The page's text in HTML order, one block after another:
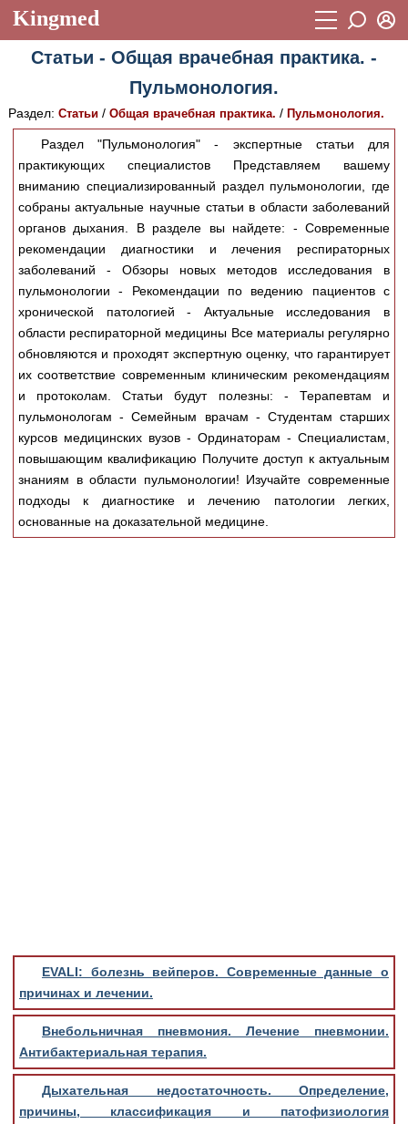
Kingmed
Учебный материал
899
Фотогалерея
Истории болезней 1268
Лекции и презентации 2474
Аккредитационные тесты
Методические рекомендации 1050
Научно-популярное
Статьи
Новости (244)
Медицинская стандартизация
Нормативы экстренной и неотложной помощи
Нормы лабораторных и инструментальных
исследований
Обратная связь
Пароль
Восстановить пароль
Регистрация
Вход
Статьи - Общая врачебная практика. -
Пульмонология.
Раздел: Статьи/ Общая врачебная практика. / Пульмонология.
Раздел "Пульмонология" - экспертные статьи для
практикующих специалистов Представляем вашему
вниманию специализированный раздел пульмонологии, где
собраны актуальные научные статьи в области заболеваний
органов дыхания. В разделе вы найдете: - Современные
рекомендации диагностики и лечения респираторных
заболеваний - Обзоры новых методов исследования в
пульмонологии - Рекомендации по ведению пациентов с
хронической патологией - Актуальные исследования в
области респираторной медицины Все материалы регулярно
обновляются и проходят экспертную оценку, что гарантирует
их соответствие современным клиническим рекомендациям
и протоколам. Статьи будут полезны: - Терапевтам и
пульмонологам - Семейным врачам - Студентам старших
курсов медицинских вузов - Ординаторам - Специалистам,
повышающим квалификацию Получите доступ к актуальным
знаниям в области пульмонологии! Изучайте современные
подходы к диагностике и лечению патологии легких,
основанные на доказательной медицине.
EVALI: болезнь вейперов. Современные данные о
причинах и лечении.
Внебольничная пневмония. Лечение пневмонии.
Антибактериальная терапия.
Дыхательная недостаточность. Определение,
причины, классификация и патофизиология